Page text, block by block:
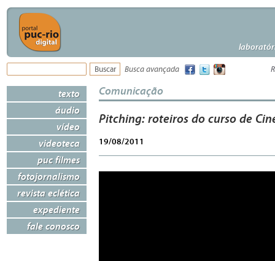
Busca avançada
texto
áudio
vídeo
videoteca
puc filmes
fotojornalismo
revista eclética
expediente
fale conosco
Comunicação
Pitching: roteiros do curso de
19/08/2011